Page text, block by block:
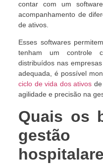
contar com um
acompanhamento de
de ativos.
Esses softwares
tenham um controle
distribuídos nas
adequada, é possível
ciclo de vida dos ativos
agilidade e precisão na
Quais os
gestão